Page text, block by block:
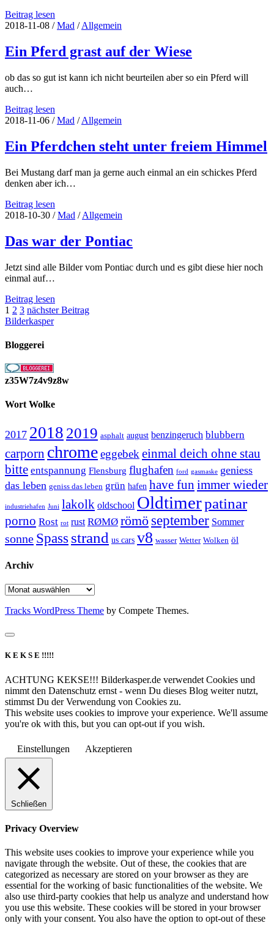
Beitrag lesen
fühlt
das
Pferdchen
2018-11-08 /Mad /Allgemein
Ein Pferd grast auf der Wiese
ob das so gut ist kann ich nicht beurteilen aber so ein Pferd will
auch…
Beitrag lesen
Pferd
auf
der
2018-11-06 /Mad /Allgemein
Ein Pferdchen steht unter freiem Himmel
Bei Mustang darf man ja gerne auch einmal an ein schickes Pferd
denken aber ich…
Beitrag lesen
Pferdchen
unter
freiem
2018-10-30 /Mad /Allgemein
Das war der Pontiac
Jetzt sind alle Bilder vom Pontiac durch und es gibt diese hier noch
einmal auf…
Beitrag lesen
war
Seitennummerierung
der
Beiträge
1 2 3 nächster Beitrag
Bilderkasper
Bloggerei
z35W7z4v9z8w
Wort Wolke
2017 2018 2019 asphalt august benzingeruch blubbern
carporn chromeeggebek einmal deich ohne stau
bitte entspannung Flensburg flughafen ford gasmaske geniess
das leben geniss das leben grün hafen have fun immer wieder
industriehafen Juni lakolk oldschool Oldtimerpatinar
porno Rost rot rust RØMØ römö september Sommer
sonne Spass strand us cars v8 wasser Wetter Wolken öl
Archiv
Archiv
Tracks WordPress Theme by Compete Themes.
K E K S E !!!!!
ACHTUNG KEKSE!!! Bilderkasper.de verwendet Cookies und
nimmt den Datenschutz ernst - wenn Du dieses Blog weiter nutzt,
stimmst Du der Verwendung von Cookies zu.
This website uses cookies to improve your experience. We'll assume
you're ok with this, but you can opt-out if you wish.
Einstellungen Akzeptieren
Schließen
Privacy Overview
This website uses cookies to improve your experience while you
navigate through the website. Out of these, the cookies that are
categorized as necessary are stored on your browser as they are
essential for the working of basic functionalities of the website. We
also use third-party cookies that help us analyze and understand how
you use this website. These cookies will be stored in your browser
only with your consent. You also have the option to opt-out of these